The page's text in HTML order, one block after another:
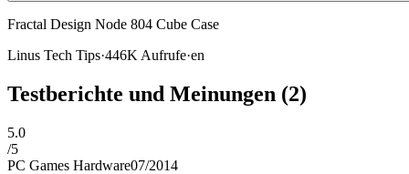
Fractal Design Node 804 Cube Case
Linus Tech Tips·446K Aufrufe·en
Testberichte und Meinungen (2)
5.0
/5
PC Games Hardware07/2014